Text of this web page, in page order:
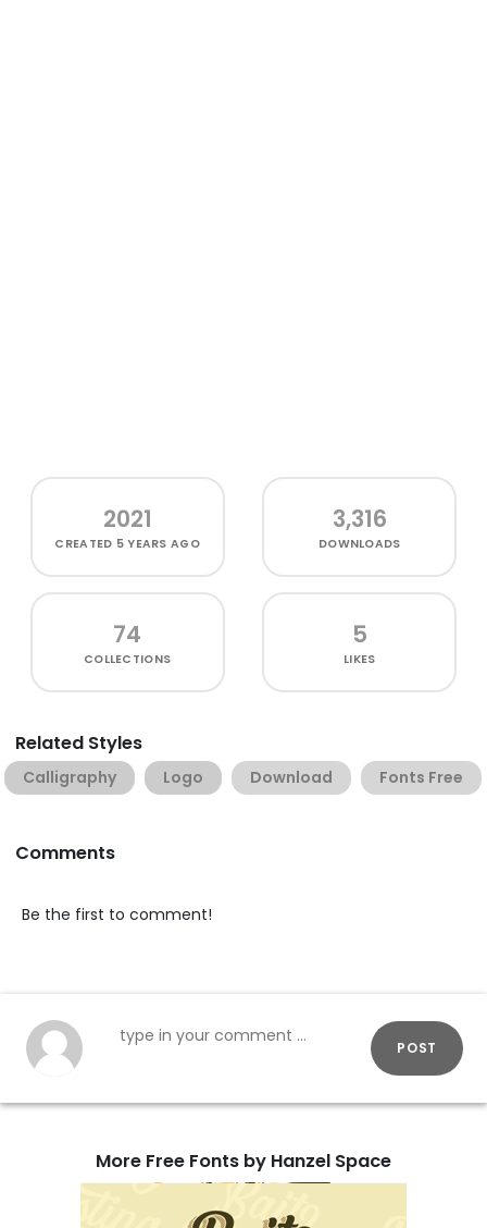
2021
CREATED 5 YEARS AGO
3,316
DOWNLOADS
74
COLLECTIONS
5
LIKES
Related Styles
Calligraphy Logo Download Fonts Free
Comments
Be the first to comment!
POST
More Free Fonts by Hanzel Space